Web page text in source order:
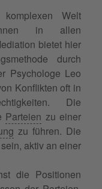
Welt
in allen
bietet hier
durch
Psychologe Leo
Konflikten oft in
Die
Parteien zu einer
zu führen. Die
aktiv an einer
die Positionen